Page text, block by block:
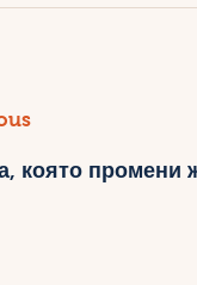
която промени